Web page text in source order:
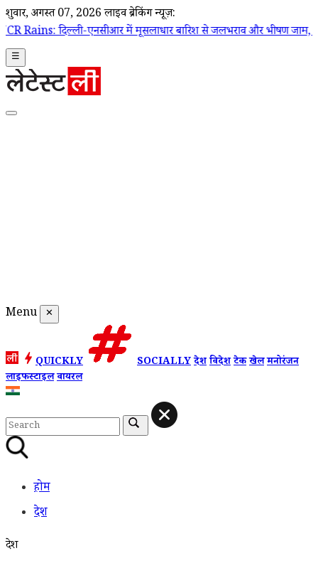
शुक्रवार, अगस्त 07, 2026 लाइव ब्रेकिंग न्यूज़:
एनसीआर में मूसलाधार बारिश से जलभराव और भीषण जाम, IMD ने जारी
☰
Menu ✕
QUICKLY SOCIALLYदेशविदेशटेकखेलमनोरंजन
लाइफस्टाइलवायरल
होम
देश
देश